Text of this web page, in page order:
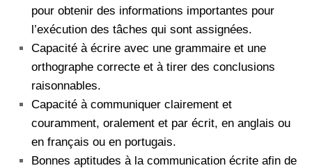
pour obtenir des informations importantes pour
l’exécution des tâches qui sont assignées.
Capacité à écrire avec une grammaire et une
orthographe correcte et à tirer des conclusions
raisonnables.
Capacité à communiquer clairement et
couramment, oralement et par écrit, en anglais ou
en français ou en portugais.
Bonnes aptitudes à la communication écrite afin de